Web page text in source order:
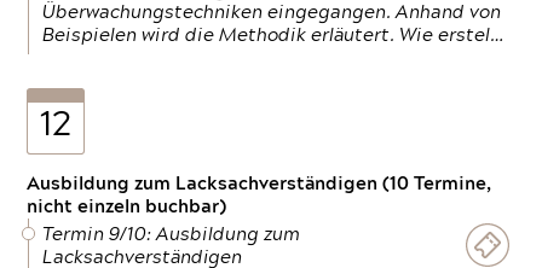
Überwachungstechniken eingegangen. Anhand von
Beispielen wird die Methodik erläutert. Wie erstel…
12
Ausbildung zum Lacksachverständigen (10 Termine,
nicht einzeln buchbar)
Termin 9/10: Ausbildung zum
Lacksachverständigen